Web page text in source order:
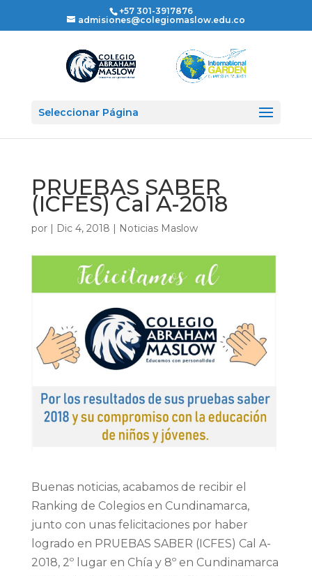
+57 301-3917876
admisiones@colegiomaslow.edu.co
Seleccionar Página
PRUEBAS SABER
(ICFES) Cal A-2018
por | Dic 4, 2018 | Noticias Maslow
Buenas noticias, acabamos de recibir el
Ranking de Colegios en Cundinamarca,
junto con unas felicitaciones por haber
logrado en PRUEBAS SABER (ICFES) Cal A-
2018, 2º lugar en Chía y 8º en Cundinamarca